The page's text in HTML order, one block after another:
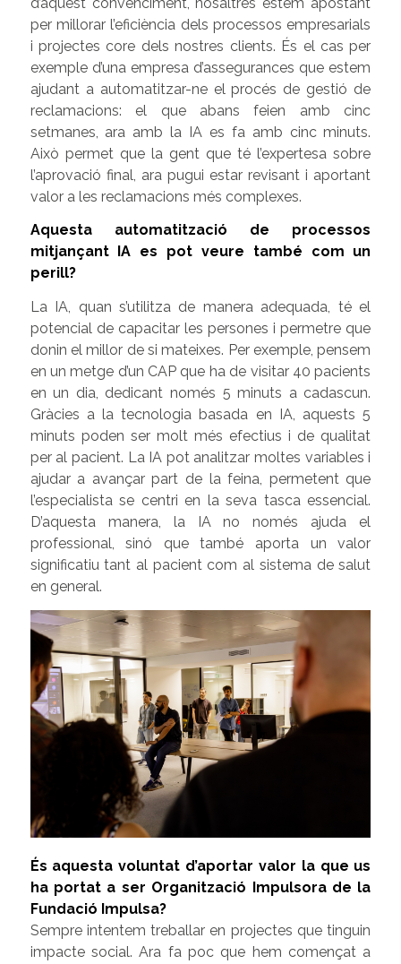
per millorar l’eficiència dels processos empresarials
i projectes core dels nostres clients. És el cas per
exemple d’una empresa d’assegurances que estem
ajudant a automatitzar-ne el procés de gestió de
reclamacions: el que abans feien amb cinc
setmanes, ara amb la IA es fa amb cinc minuts.
Això permet que la gent que té l’expertesa sobre
l’aprovació final, ara pugui estar revisant i aportant
valor a les reclamacions més complexes.
Aquesta automatització de processos
mitjançant IA es pot veure també com un
perill?
La IA, quan s’utilitza de manera adequada, té el
potencial de capacitar les persones i permetre que
donin el millor de si mateixes. Per exemple, pensem
en un metge d’un CAP que ha de visitar 40 pacients
en un dia, dedicant només 5 minuts a cadascun.
Gràcies a la tecnologia basada en IA, aquests 5
minuts poden ser molt més efectius i de qualitat
per al pacient. La IA pot analitzar moltes variables i
ajudar a avançar part de la feina, permetent que
l’especialista se centri en la seva tasca essencial.
D’aquesta manera, la IA no només ajuda el
professional, sinó que també aporta un valor
significatiu tant al pacient com al sistema de salut
en general.
És aquesta voluntat d’aportar valor la que us
ha portat a ser Organització Impulsora de la
Fundació Impulsa?
Sempre intentem treballar en projectes que tinguin
impacte social. Ara fa poc que hem començat a